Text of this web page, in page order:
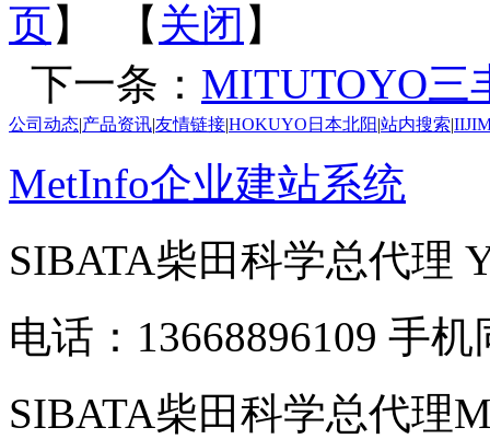
页】 【 关闭 】
下一条： MITUTOYO三
公司动态|产品资讯|友情链接|HOKUYO日本北阳|站内搜索|
MetInfo企业建站系统
SIBATA柴田科学总代理
电话：13668896109 手机
SIBATA柴田科学总代理